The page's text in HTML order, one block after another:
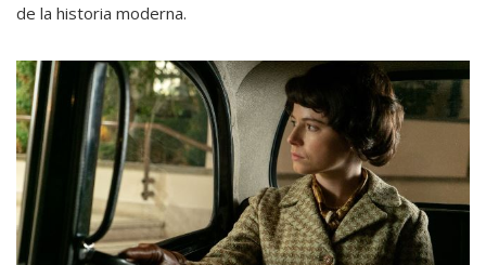
de la historia moderna.